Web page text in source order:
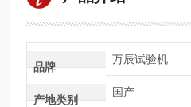
品牌
万辰试验机
产地类别
国产